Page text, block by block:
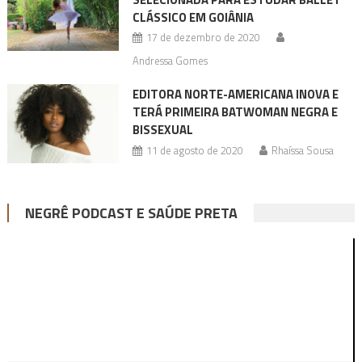
CLÁSSICO EM GOIÂNIA
17 de dezembro de 2020
Andressa Gomes
EDITORA NORTE-AMERICANA INOVA E
TERÁ PRIMEIRA BATWOMAN NEGRA E
BISSEXUAL
11 de agosto de 2020 Rhaíssa Sousa
NEGRÊ PODCAST E SAÚDE PRETA